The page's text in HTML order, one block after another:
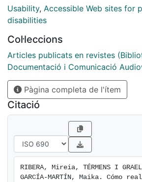
Usability, Accessible Web sites for
disabilities
Col·leccions
Articles publicats en revistes
Documentació i Comunicació
Pàgina completa de l'ítem
Citació
RIBERA, Mireia, TÉRMENS I
GARCÍA-MARTÍN, Maika. Cómo